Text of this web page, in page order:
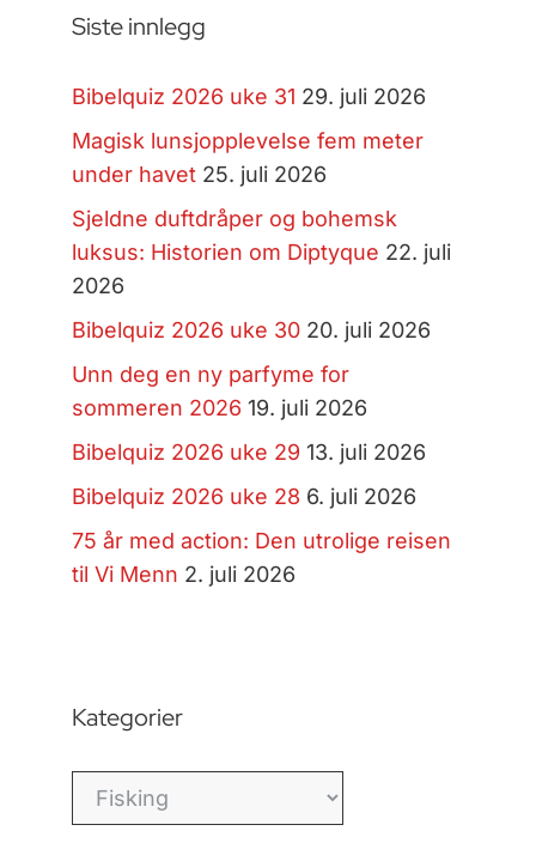
Siste innlegg
Bibelquiz 2026 uke 31 29. juli 2026
Magisk lunsjopplevelse fem meter
under havet 25. juli 2026
Sjeldne duftdråper og bohemsk
luksus: Historien om Diptyque 22. juli
2026
Bibelquiz 2026 uke 30 20. juli 2026
Unn deg en ny parfyme for
sommeren 2026 19. juli 2026
Bibelquiz 2026 uke 29 13. juli 2026
Bibelquiz 2026 uke 28 6. juli 2026
75 år med action: Den utrolige reisen
til Vi Menn 2. juli 2026
Kategorier
Kategorier